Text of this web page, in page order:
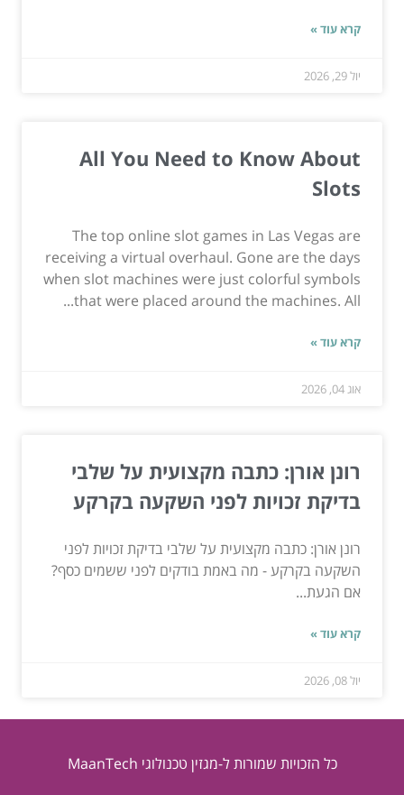
קרא עוד »
יול 29, 2026
All You Need to Know About
Slots
The top online slot games in Las Vegas are
receiving a virtual overhaul. Gone are the days
when slot machines were just colorful symbols
that were placed around the machines. All...
קרא עוד »
אוג 04, 2026
רונן אורן: כתבה מקצועית על שלבי
בדיקת זכויות לפני השקעה בקרקע
רונן אורן: כתבה מקצועית על שלבי בדיקת זכויות לפני
השקעה בקרקע - מה באמת בודקים לפני ששמים כסף?
אם הגעת...
קרא עוד »
יול 08, 2026
כל הזכויות שמורות ל-מגזין טכנולוגי MaanTech